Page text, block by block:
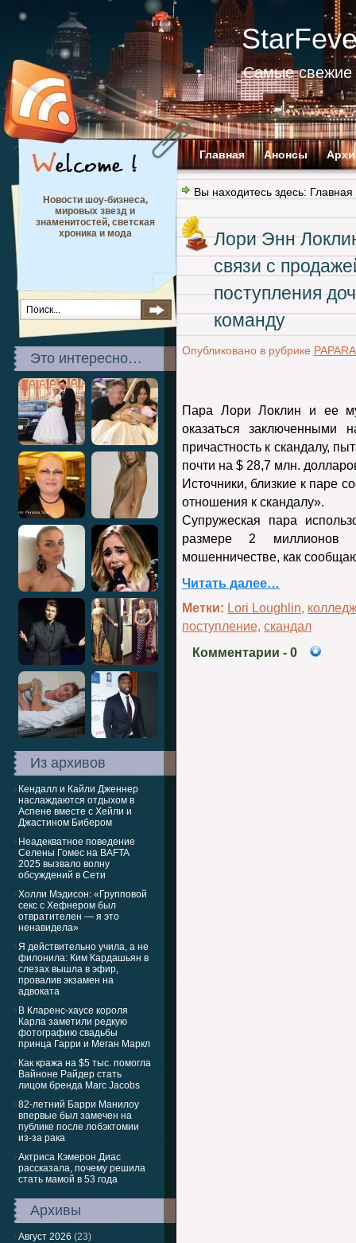
Самые свежие
Главная Анонсы
Новости шоу-бизнеса,
мировых звезд и
знаменитостей, светская
хроника и мода
Это интересно…
Из архивов
Кендалл и Кайли Дженнер
наслаждаются отдыхом в
Аспене вместе с Хейли и
Джастином Бибером
Неадекватное поведение
Селены Гомес на BAFTA
2025 вызвало волну
обсуждений в Сети
Холли Мэдисон: «Групповой
секс с Хефнером был
отвратителен — я это
ненавидела»
Я действительно учила, а не
филонила: Ким Кардашьян в
слезах вышла в эфир,
провалив экзамен на
адвоката
В Кларенс-хаусе короля
Карла заметили редкую
фотографию свадьбы
принца Гарри и Меган Маркл
Как кража на $5 тыс. помогла
Вайноне Райдер стать
лицом бренда Marc Jacobs
82-летний Барри Манилоу
впервые был замечен на
публике после лобэктомии
из-за рака
Актриса Кэмерон Диас
рассказала, почему решила
стать мамой в 53 года
Архивы
Август 2026 (23)
Вы находитесь здесь: Главная
Лори Энн
связи с
поступления
команду
Опубликовано в рубрике
Пара Лори Локлин и ее
оказаться
причастность к скандалу,
почти на $ 28,7 млн.
Источники, близкие к паре
отношения к скандалу».
Супружеская пара
размере 2
мошенничестве, как
Читать далее…
Метки: Lori Loughlin,
поступление, скандал
Комментарии - 0